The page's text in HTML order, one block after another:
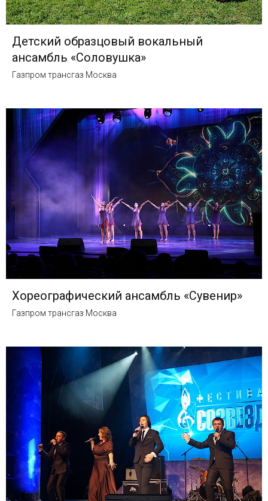
Детский образцовый вокальный
ансамбль «Соловушка»
Газпром трансгаз Москва
Хореографический ансамбль «Сувенир»
Газпром трансгаз Москва